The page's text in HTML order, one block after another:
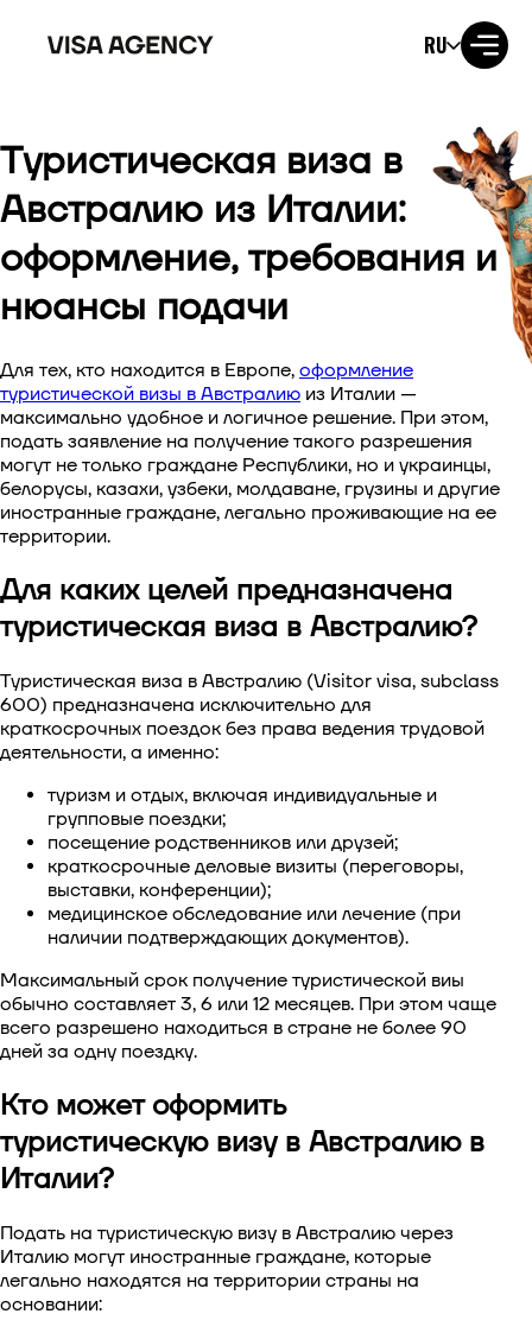
RU
Виза в США
Виза в Великобританию
Виза в Ирландию
Виза в Австралию
Виза в Японию
Виза в Новую Зеландию
Виза в Южную Корею
Виза в Сингапур
Виза в Тайвань
Виза во Вьетнам
Туристическая виза в
Австралию из Италии:
оформление, требования и
нюансы подачи
Для тех, кто находится в Европе, оформление
туристической визы в Австралию из Италии —
максимально удобное и логичное решение. При этом,
подать заявление на получение такого разрешения
могут не только граждане Республики, но и украинцы,
белорусы, казахи, узбеки, молдаване, грузины и другие
иностранные граждане, легально проживающие на ее
территории.
Для каких целей предназначена
туристическая виза в Австралию?
Туристическая виза в Австралию (Visitor visa, subclass
600) предназначена исключительно для
краткосрочных поездок без права ведения трудовой
деятельности, а именно:
туризм и отдых, включая индивидуальные и
групповые поездки;
посещение родственников или друзей;
краткосрочные деловые визиты (переговоры,
выставки, конференции);
медицинское обследование или лечение (при
наличии подтверждающих документов).
Максимальный срок получение туристической виы
обычно составляет 3, 6 или 12 месяцев. При этом чаще
всего разрешено находиться в стране не более 90
дней за одну поездку.
Кто может оформить
туристическую визу в Австралию в
Италии?
Подать на туристическую визу в Австралию через
Италию могут иностранные граждане, которые
легально находятся на территории страны на
основании: